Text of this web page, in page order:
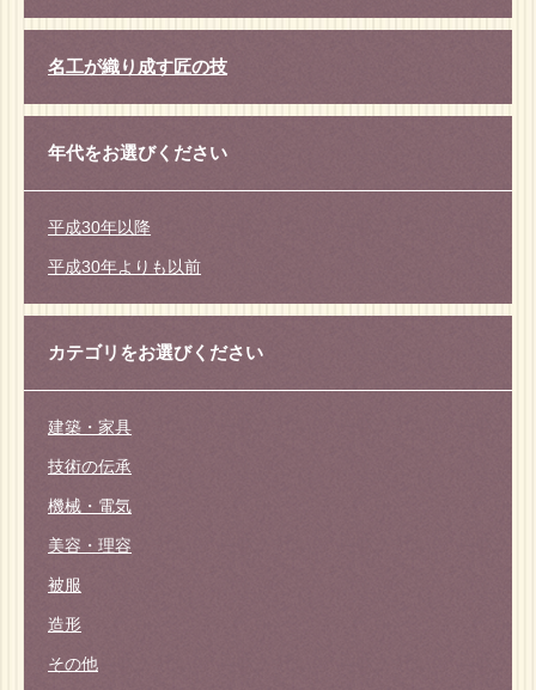
名工が織り成す匠の技
年代をお選びください
平成30年以降
平成30年よりも以前
カテゴリをお選びください
建築・家具
技術の伝承
機械・電気
美容・理容
被服
造形
その他